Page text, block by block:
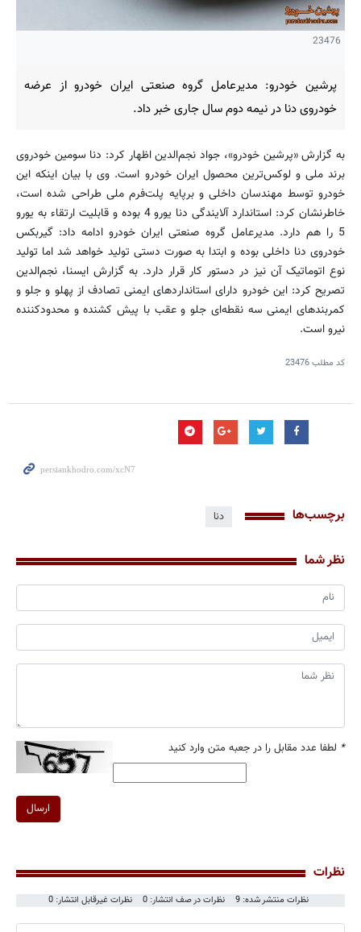
23476
پرشین خودرو: مدیرعامل گروه صنعتی ایران خودرو از عرضه
خودروی دنا در نیمه دوم سال جاری خبر داد.
به گزارش «پرشین خودرو»، جواد نجم‌الدین اظهار کرد: دنا سومین خودروی
برند ملی و لوکس‌ترین محصول ایران خودرو است. وی با بیان اینکه این
خودرو توسط مهندسان داخلی و برپایه پلت‌فرم ملی طراحی شده است،
خاطرنشان کرد: استاندارد آلایندگی دنا یورو 4 بوده و قابلیت ارتقاء به یورو
5 را هم دارد. مدیرعامل گروه صنعتی ایران خودرو ادامه داد: گیربکس
خودروی دنا داخلی بوده و ابتدا به صورت دستی تولید خواهد شد اما تولید
نوع اتوماتیک آن نیز در دستور کار قرار دارد. به گزارش ایسنا، نجم‌الدین
تصریح کرد: این خودرو دارای استانداردهای ایمنی تصادف از پهلو و جلو و
کمربندهای ایمنی سه نقطه‌ای جلو و عقب با پیش کشنده و محدودکننده
نیرو است.
کد مطلب23476
برچسب‌ها دنا
نظر شما
* لطفا عدد مقابل را در جعبه متن وارد کنید
ارسال
نظرات
نظرات منتشر شده: 9 نظرات در صف انتشار: 0 نظرات غیرقابل انتشار: 0